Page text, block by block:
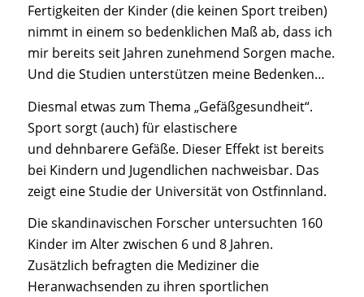
Fertigkeiten der Kinder (die keinen Sport treiben)
nimmt in einem so bedenklichen Maß ab, dass ich
mir bereits seit Jahren zunehmend Sorgen mache.
Und die Studien unterstützen meine Bedenken…
Diesmal etwas zum Thema „Gefäßgesundheit“.
Sport sorgt (auch) für elastischere
und dehnbarere Gefäße. Dieser Effekt ist bereits
bei Kindern und Jugendlichen nachweisbar. Das
zeigt eine Studie der Universität von Ostfinnland.
Die skandinavischen Forscher untersuchten 160
Kinder im Alter zwischen 6 und 8 Jahren.
Zusätzlich befragten die Mediziner die
Heranwachsenden zu ihren sportlichen